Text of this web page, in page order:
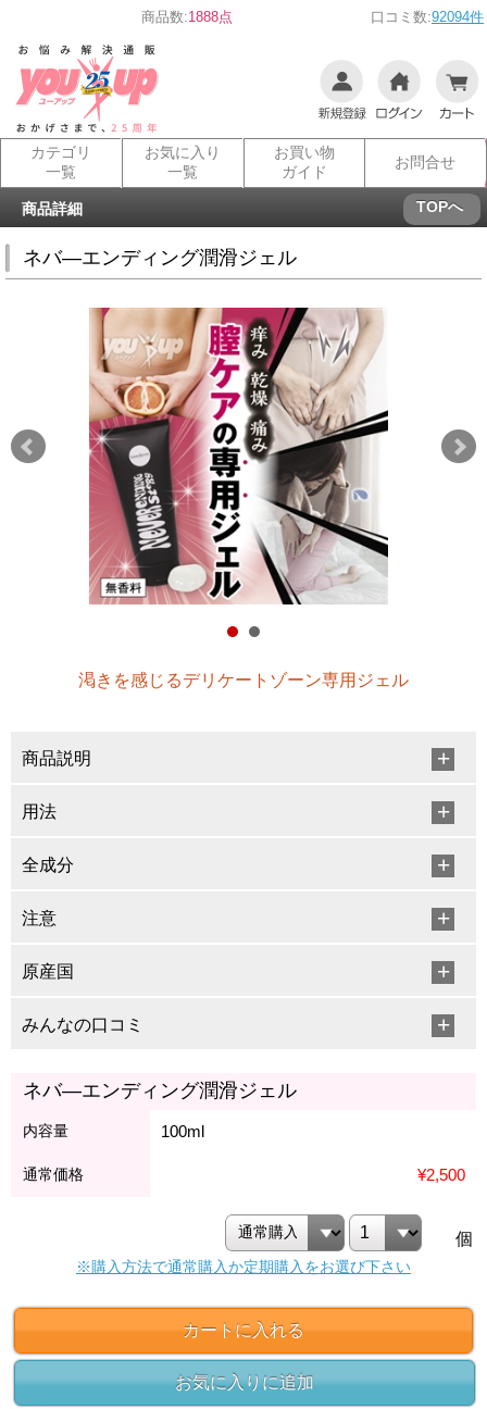
商品数:1888点 口コミ数:92094件
カテゴリ
一覧
お気に入り
一覧
お買い物
ガイド
お問合せ
商品詳細 TOPへ
ネバ―エンディング潤滑ジェル
渇きを感じるデリケートゾーン専用ジェル
商品説明
用法
全成分
注意
原産国
みんなの口コミ
ネバ―エンディング潤滑ジェル
内容量 100ml
通常価格 ¥2,500
個
※購入方法で通常購入か定期購入をお選び下さい
カートに入れる
お気に入りに追加